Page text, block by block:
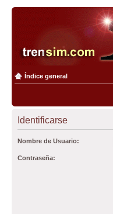
Índice general
Identificarse
Nombre de Usuario:
Contraseña: